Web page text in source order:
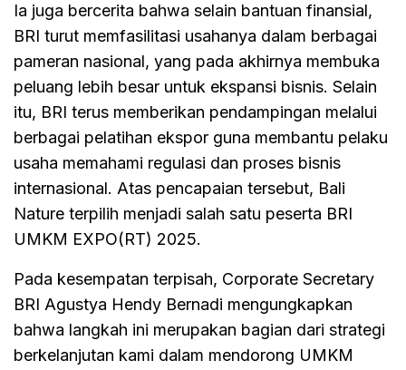
Ia juga bercerita bahwa selain bantuan finansial,
BRI turut memfasilitasi usahanya dalam berbagai
pameran nasional, yang pada akhirnya membuka
peluang lebih besar untuk ekspansi bisnis. Selain
itu, BRI terus memberikan pendampingan melalui
berbagai pelatihan ekspor guna membantu pelaku
usaha memahami regulasi dan proses bisnis
internasional. Atas pencapaian tersebut, Bali
Nature terpilih menjadi salah satu peserta BRI
UMKM EXPO(RT) 2025.
Pada kesempatan terpisah, Corporate Secretary
BRI Agustya Hendy Bernadi mengungkapkan
bahwa langkah ini merupakan bagian dari strategi
berkelanjutan kami dalam mendorong UMKM